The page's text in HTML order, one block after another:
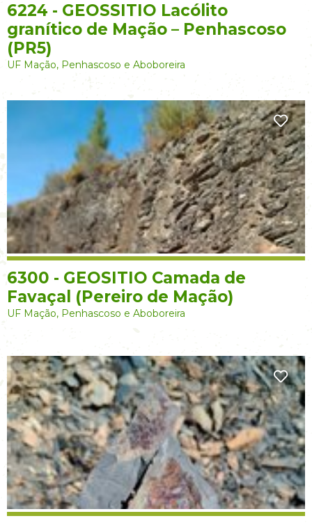
6224 - GEOSSITIO Lacólito
granítico de Mação – Penhascoso
(PR5)
UF Mação, Penhascoso e Aboboreira
6300 - GEOSITIO Camada de
Favaçal (Pereiro de Mação)
UF Mação, Penhascoso e Aboboreira